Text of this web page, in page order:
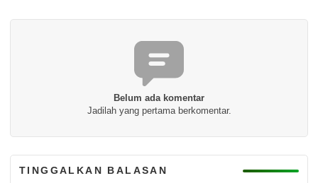
Belum ada komentar
Jadilah yang pertama berkomentar.
TINGGALKAN BALASAN